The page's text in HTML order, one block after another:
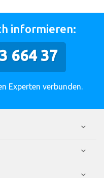
informieren:
664 37
Experten verbunden.